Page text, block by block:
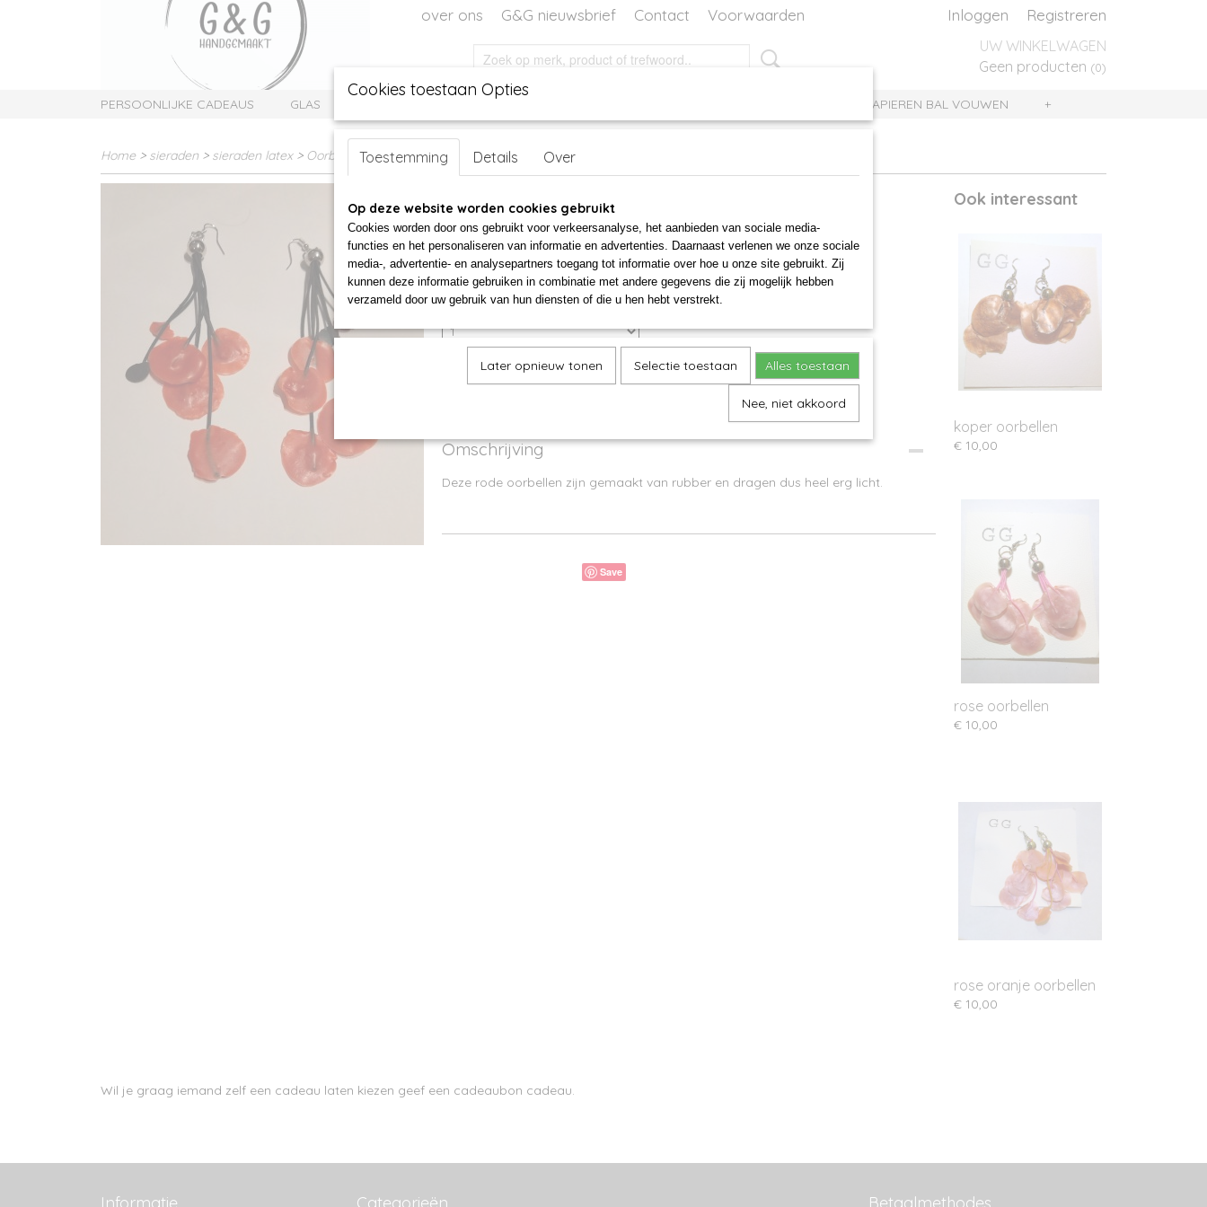
over ons G&G nieuwsbrief Contact Voorwaarden Inloggen Registreren
UW WINKELWAGEN
Geen producten (0)
PERSOONLIJKE CADEAUS GLAS DECORATIE PAPIEREN BAL VOUWEN +
Home > sieraden > sieraden latex > Oorbellen rubber>Rode oorbellen rubber
Rode oorbellen rubber
€ 10,00
✓ Op voorraad
Aantal
Omschrijving
Deze rode oorbellen zijn gemaakt van rubber en dragen dus heel erg licht.
Save
Ook interessant
koper oorbellen
€ 10,00
rose oorbellen
€ 10,00
rose oranje oorbellen
€ 10,00
Wil je graag iemand zelf een cadeau laten kiezen geef een cadeaubon cadeau.
Cookies toestaan Opties
Toestemming Details Over
Op deze website worden cookies gebruikt
Cookies worden door ons gebruikt voor verkeersanalyse, het aanbieden van sociale media-
functies en het personaliseren van informatie en advertenties. Daarnaast verlenen we onze sociale
media-, advertentie- en analysepartners toegang tot informatie over hoe u onze site gebruikt. Zij
kunnen deze informatie gebruiken in combinatie met andere gegevens die zij mogelijk hebben
verzameld door uw gebruik van hun diensten of die u hen hebt verstrekt.
Later opnieuw tonen Selectie toestaan Alles toestaan
Nee, niet akkoord